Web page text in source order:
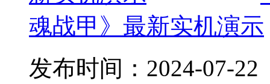
魂战甲》最新实机演示
发布时间： 2024-07-22